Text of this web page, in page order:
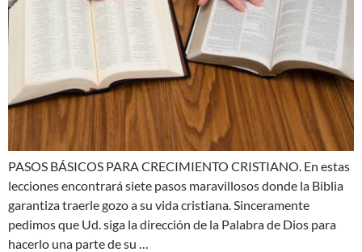
PASOS BÁSICOS PARA CRECIMIENTO CRISTIANO. En estas
lecciones encontrará siete pasos maravillosos donde la Biblia
garantiza traerle gozo a su vida cristiana. Sinceramente
pedimos que Ud. siga la dirección de la Palabra de Dios para
hacerlo una parte de su …